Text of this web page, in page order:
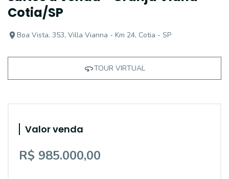
Cotia/SP
Boa Vista, 353, Villa Vianna - Km 24, Cotia - SP
TOUR VIRTUAL
Valor venda
R$ 985.000,00